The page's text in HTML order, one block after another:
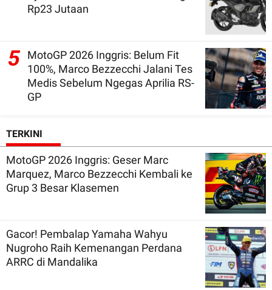
Rp23 Jutaan
5 MotoGP 2026 Inggris: Belum Fit
100%, Marco Bezzecchi Jalani Tes
Medis Sebelum Ngegas Aprilia RS-
GP
TERKINI
MotoGP 2026 Inggris: Geser Marc
Marquez, Marco Bezzecchi Kembali ke
Grup 3 Besar Klasemen
Gacor! Pembalap Yamaha Wahyu
Nugroho Raih Kemenangan Perdana
ARRC di Mandalika